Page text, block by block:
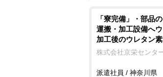
「寮完備」・部品
運搬・加工設備へ
加工後のウレタン
エアドライバーを
株式会社京栄センタ
派遣社員 / 神奈川県